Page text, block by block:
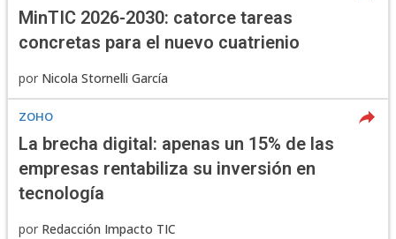
MinTIC 2026-2030: catorce tareas
concretas para el nuevo cuatrienio
por Nicola Stornelli García
ZOHO
La brecha digital: apenas un 15% de las
empresas rentabiliza su inversión en
tecnología
por Redacción Impacto TIC